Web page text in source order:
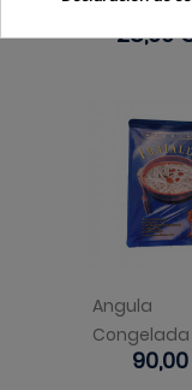
Congelado
Precio
28,00
Angula
Congelada
Precio